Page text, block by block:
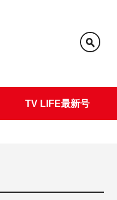
TV LIFE最新号